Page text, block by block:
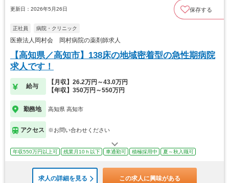
更新日：2026年5月26日 保存する
正社員 病院・クリニック
医療法人岡村会 岡村病院の薬剤師求人
【高知県／高知市】138床の地域密着型の急性期病院
求人です！
給与
【月収】26.2万円～43.0万円
【年収】350万円～550万円
勤務地 高知県 高知市
アクセス ※お問い合わせください
年収550万円以上可 残業月10ｈ以下 車通勤可 積極採用中 夏～秋入職可
求人の詳細を見る この求人に興味がある